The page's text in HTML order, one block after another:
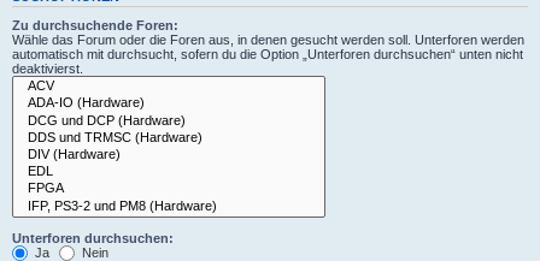
Zu durchsuchende Foren:
Wähle das Forum oder die Foren aus, in denen gesucht werden soll. Unterforen werden
automatisch mit durchsucht, sofern du die Option „Unterforen durchsuchen“ unten nicht
deaktivierst.
Unterforen durchsuchen:
Ja
Nein